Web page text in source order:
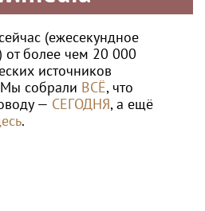
(ежесекундное
от более чем 20 000
источников
собрали ВСЁ, что
— СЕГОДНЯ, а ещё
.